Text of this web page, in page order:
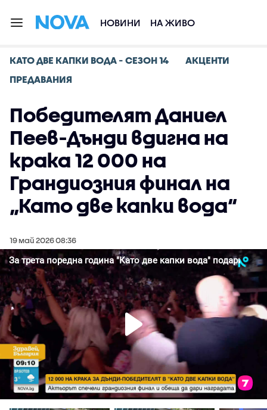
НОВИНИ НА ЖИВО
КАТО ДВЕ КАПКИ ВОДА - СЕЗОН 14
АКЦЕНТИ
ПРЕДАВАНИЯ
Победителят Даниел
Пеев-Дънди вдигна на
крака 12 000 на
Грандиозния финал на
„Като две капки вода“
19 май 2026 08:36